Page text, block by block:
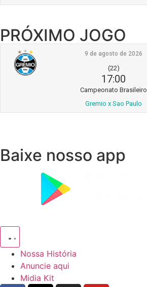
PRÓXIMO JOGO
9 de agosto de 2026
(22)
17:00
Campeonato Brasileiro
Gremio x Sao Paulo
Baixe nosso app
Nossa História
Anuncie aqui
Midia Kit